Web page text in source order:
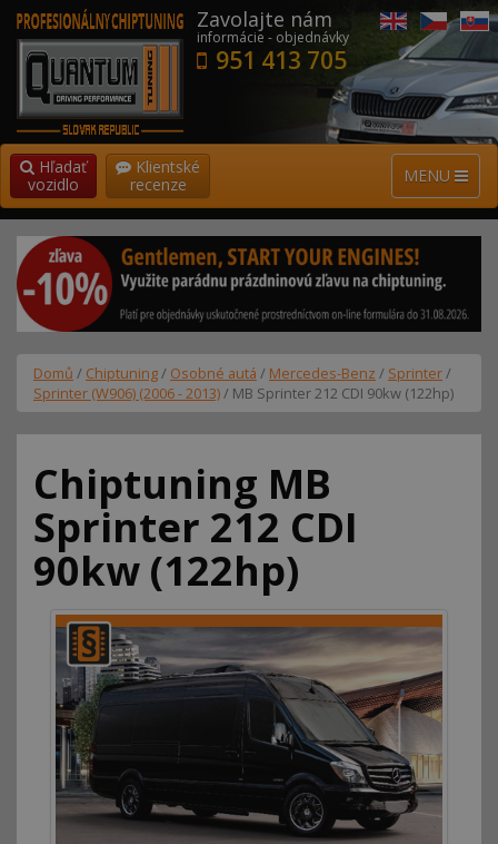
Zavolajte nám
informácie - objednávky
951 413 705
MENU
Hľadať
vozidlo
Klientské
recenze
Domů / Chiptuning/ Osobné autá / Mercedes-Benz / Sprinter/
Sprinter (W906) (2006 - 2013)/ MB Sprinter 212 CDI 90kw (122hp)
Chiptuning MB
Sprinter 212 CDI
90kw (122hp)